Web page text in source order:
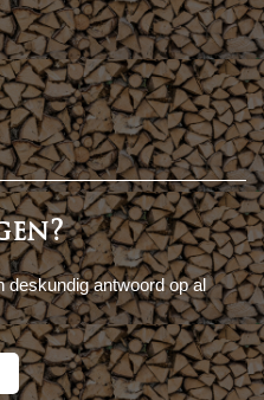
deskundig antwoord op al